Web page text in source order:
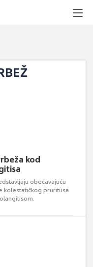
kod
obećavajuću
kolestatičkog pruritusa